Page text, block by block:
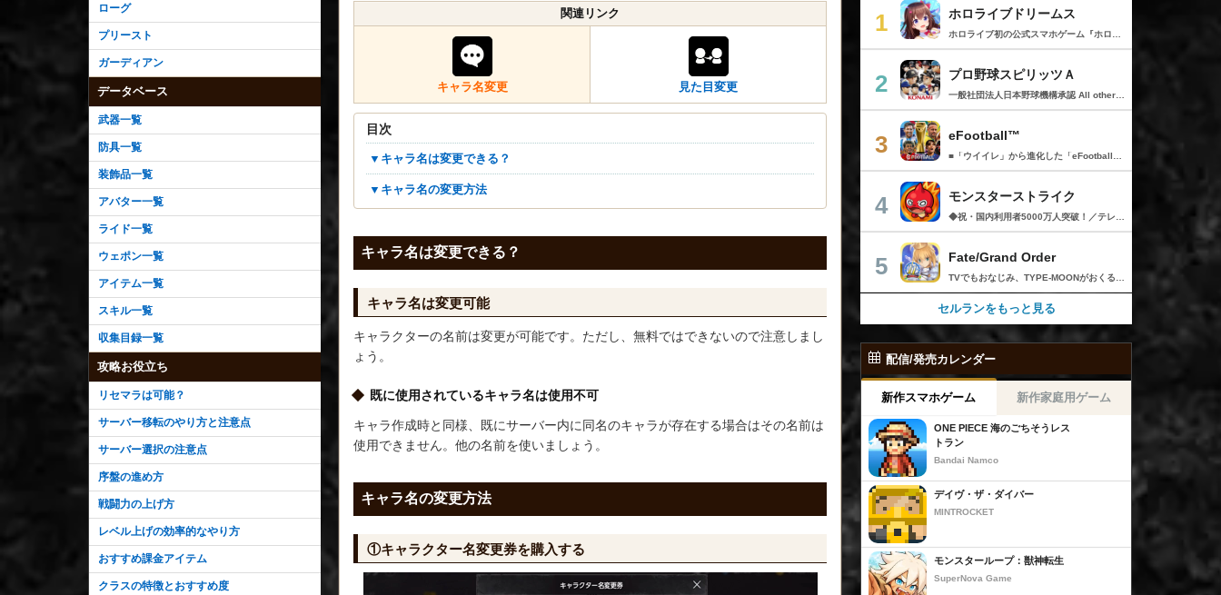
関連リンク
キャラ名変更 見た目変更
目次
▼キャラ名は変更できる？
▼キャラ名の変更方法
キャラ名は変更できる？
キャラ名は変更可能
キャラクターの名前は変更が可能です。ただし、無料ではできないので注意しまし
ょう。
既に使用されているキャラ名は使用不可
キャラ作成時と同様、既にサーバー内に同名のキャラが存在する場合はその名前は
使用できません。他の名前を使いましょう。
キャラ名の変更方法
①キャラクター名変更券を購入する
ローグ
プリースト
ガーディアン
データベース
武器一覧
防具一覧
装飾品一覧
アバター一覧
ライド一覧
ウェポン一覧
アイテム一覧
スキル一覧
収集目録一覧
攻略お役立ち
リセマラは可能？
サーバー移転のやり方と注意点
サーバー選択の注意点
序盤の進め方
戦闘力の上げ方
レベル上げの効率的なやり方
おすすめ課金アイテム
クラスの特徴とおすすめ度
1 ホロライブドリームス
2 プロ野球スピリッツＡ
3 eFootball™
4 モンスターストライク
5 Fate/Grand Order
セルランをもっと見る
配信/発売カレンダー
新作スマホゲーム 新作家庭用ゲーム
ONE PIECE 海のごちそうレス
トラン
Bandai Namco
デイヴ・ザ・ダイバー
MINTROCKET
モンスターループ：獣神転生
SuperNova Game